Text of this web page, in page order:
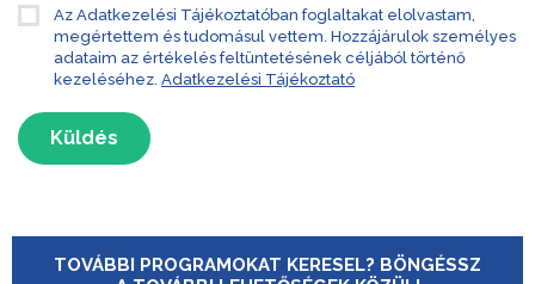
Az Adatkezelési Tájékoztatóban foglaltakat elolvastam,
megértettem és tudomásul vettem. Hozzájárulok személyes
adataim az értékelés feltüntetésének céljából történő
kezeléséhez. Adatkezelési Tájékoztató
Küldés
TOVÁBBI PROGRAMOKAT KERESEL? BÖNGÉSSZ